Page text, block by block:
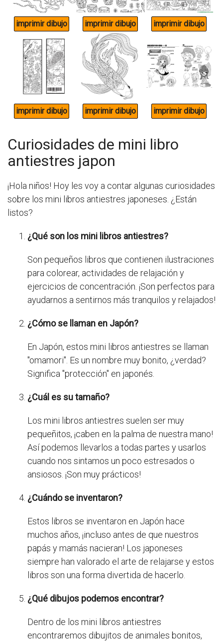
Curiosidades de mini libro
antiestres japon
¡Hola niños! Hoy les voy a contar algunas curiosidades
sobre los mini libros antiestres japoneses. ¿Están
listos?
¿Qué son los mini libros antiestres?
Son pequeños libros que contienen ilustraciones
para colorear, actividades de relajación y
ejercicios de concentración. ¡Son perfectos para
ayudarnos a sentirnos más tranquilos y relajados!
¿Cómo se llaman en Japón?
En Japón, estos mini libros antiestres se llaman
"omamori". Es un nombre muy bonito, ¿verdad?
Significa "protección" en japonés.
¿Cuál es su tamaño?
Los mini libros antiestres suelen ser muy
pequeñitos, ¡caben en la palma de nuestra mano!
Así podemos llevarlos a todas partes y usarlos
cuando nos sintamos un poco estresados o
ansiosos. ¡Son muy prácticos!
¿Cuándo se inventaron?
Estos libros se inventaron en Japón hace
muchos años, ¡incluso antes de que nuestros
papás y mamás nacieran! Los japoneses
siempre han valorado el arte de relajarse y estos
libros son una forma divertida de hacerlo.
¿Qué dibujos podemos encontrar?
Dentro de los mini libros antiestres
encontraremos dibujitos de animales bonitos,